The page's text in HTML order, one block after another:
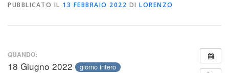
PUBBLICATO IL 13 FEBBRAIO 2022 DI LORENZO
QUANDO:
18 Giugno 2022 giorno intero